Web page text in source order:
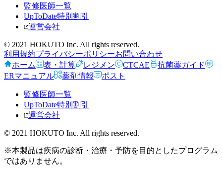
監修医師一覧
UpToDate特別割引
運営会社
© 2021 HOKUTO Inc. All rights reserved.
利用規約プライバシーポリシーお問い合わせ
ホーム
表・計算 レジメン CTCAE
抗菌薬ガイド
ERマニュアル
薬剤情報 ポスト
監修医師一覧
UpToDate特別割引
運営会社
© 2021 HOKUTO Inc. All rights reserved.
※本製品は疾病の診断・治療・予防を目的としたプログラム
ではありません。